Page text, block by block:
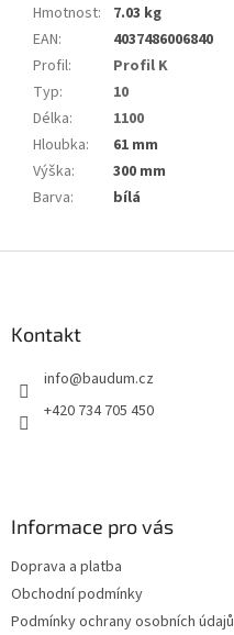
Hmotnost:
7.03 kg
EAN:
4037486006840
Profil:
Profil K
Typ:
10
Délka:
1100
Hloubka:
61 mm
Výška:
300 mm
Barva: bílá
Kontakt
info@baudum.cz
+420 734 705 450
Informace pro vás
Doprava a platba
Obchodní podmínky
Podmínky ochrany osobních údajů